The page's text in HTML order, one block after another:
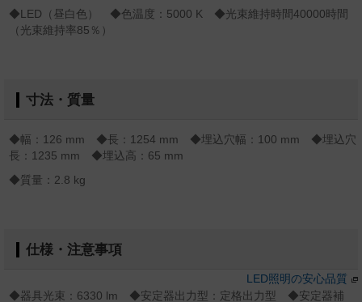
◆LED（昼白色） ◆色温度：5000 K ◆光束維持時間40000時間
（光束維持率85％）
寸法・質量
◆幅：126 mm ◆長：1254 mm ◆埋込穴幅：100 mm ◆埋込穴
長：1235 mm ◆埋込高：65 mm
◆質量：2.8 kg
仕様・注意事項
LED照明の安心品質
◆器具光束：6330 lm ◆安定器出力型：定格出力型 ◆安定器補